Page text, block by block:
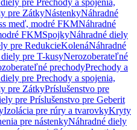
pre Prechody a spojenia,
pre ZátkyNástenkyNáhradné
meď, modré FKMNáhradné
FKMSpojkyNáhradné diely
pre RedukcieKolenáNáhradné
pre T-kusyNerozoberateľné
prechodyPrechody a
pre Prechody a spojenia,
pre ZátkyPríslušenstvo pre
pre Príslušenstvo pre Geberit
Izolácia pre rúry a tvarovkyKryty
pre nástenkyNáhradné diely